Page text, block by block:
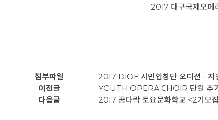
2017 대구국제오페
첨부파일
2017 DIOF 시민합창단 오디션 -
이전글
YOUTH OPERA CHOIR 단원 추
다음글
2017 꿈다락 토요문화학교 <2기모